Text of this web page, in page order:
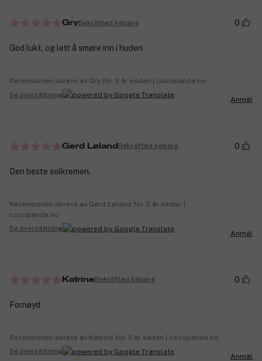
GryBekräftad köpare 0
God lukt, og lett å smøre inn i huden
Recensionen skrevs av Gry för 3 år sedan | cocopanda.no
Se översättning
Anmäl
Gerd Løland Bekräftad köpare 0
Den beste solkremen.
Recensionen skrevs av Gerd Løland för 3 år sedan |
cocopanda.no
Se översättning
Anmäl
KatrineBekräftad köpare 0
Fornøyd
Recensionen skrevs av Katrine för 3 år sedan | cocopanda.no
Se översättning
Anmäl